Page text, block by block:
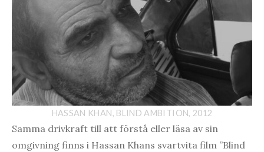
HASSAN KHAN, BLIND AMBITION, 2012
Samma drivkraft till att förstå eller läsa av sin
omgivning finns i Hassan Khans svartvita film ”Blind